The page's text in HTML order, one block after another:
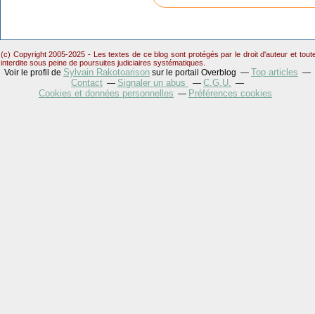
(c) Copyright 2005-2025 - Les textes de ce blog sont protégés par le droit d'auteur et
interdite sous peine de poursuites judiciaires systématiques.
Voir le profil de Sylvain Rakotoarison sur le portail Overblog
Top articles
Contact
Signaler un abus
C.G.U.
Cookies et données personnelles
Préférences cookies